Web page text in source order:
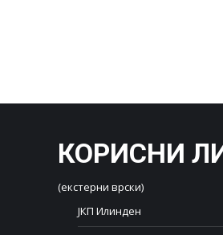
КОРИСНИ
(екстерни врски)
ЈКП Илинден